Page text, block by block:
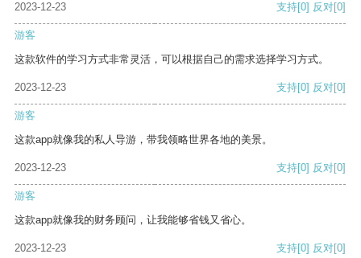
2023-12-23 支持[0] 反对[0]
游客
这款软件的学习方式非常灵活，可以根据自己的需求选择学习方式。
2023-12-23 支持[0] 反对[0]
游客
这款app就像我的私人导游，带我领略世界各地的美景。
2023-12-23 支持[0] 反对[0]
游客
这款app就像我的财务顾问，让我能够省钱又省心。
2023-12-23 支持[0] 反对[0]